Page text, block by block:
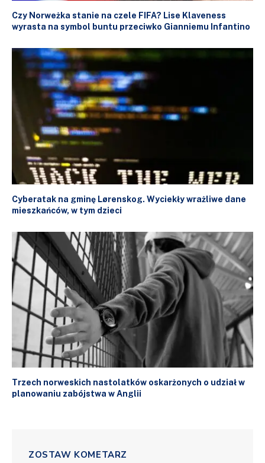
Czy Norweżka stanie na czele FIFA? Lise Klaveness
wyrasta na symbol buntu przeciwko Gianniemu Infantino
Cyberatak na gminę Lørenskog. Wyciekły wrażliwe dane
mieszkańców, w tym dzieci
Trzech norweskich nastolatków oskarżonych o udział w
planowaniu zabójstwa w Anglii
ZOSTAW KOMETARZ